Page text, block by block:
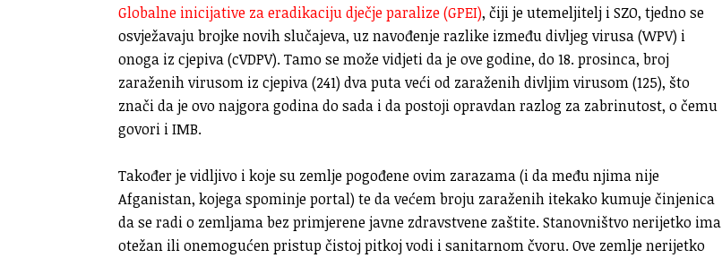
Globalne inicijative za eradikaciju dječje paralize (GPEI), čiji je utemeljitelj i SZO, tjedno se
osvježavaju brojke novih slučajeva, uz navođenje razlike između divljeg virusa (WPV) i
onoga iz cjepiva (cVDPV). Tamo se može vidjeti da je ove godine, do 18. prosinca, broj
zaraženih virusom iz cjepiva (241) dva puta veći od zaraženih divljim virusom (125), što
znači da je ovo najgora godina do sada i da postoji opravdan razlog za zabrinutost, o čemu
govori i IMB.
Također je vidljivo i koje su zemlje pogođene ovim zarazama (i da među njima nije
Afganistan, kojega spominje portal) te da većem broju zaraženih itekako kumuje činjenica
da se radi o zemljama bez primjerene javne zdravstvene zaštite. Stanovništvo nerijetko ima
otežan ili onemogućen pristup čistoj pitkoj vodi i sanitarnom čvoru. Ove zemlje nerijetko